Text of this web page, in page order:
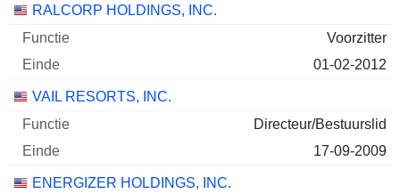
RALCORP HOLDINGS, INC.
Voorzitter
01-02-2012
VAIL RESORTS, INC.
Directeur/Bestuurslid
17-09-2009
ENERGIZER HOLDINGS, INC.